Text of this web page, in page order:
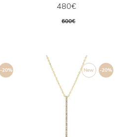
480€
600€
-20% -20%
New